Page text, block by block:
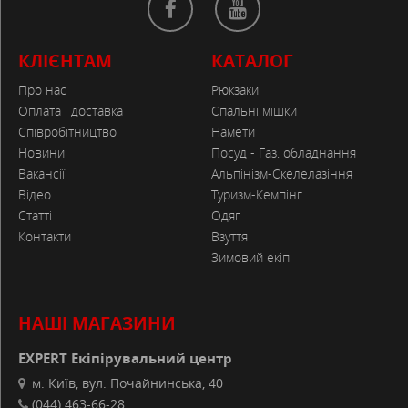
КЛІЄНТАМ
Про нас
Оплата і доставка
Співробітництво
Новини
Вакансії
Відео
Статті
Контакти
КАТАЛОГ
Рюкзаки
Спальні мішки
Намети
Посуд - Газ. обладнання
Альпінізм-Скелелазіння
Туризм-Кемпінг
Одяг
Взуття
Зимовий екіп
НАШІ МАГАЗИНИ
EXPERT Екіпірувальний центр
м. Київ, вул. Почайнинська, 40
(044) 463-66-28